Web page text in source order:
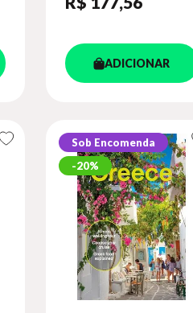
ADICIONAR
Sob Encomenda
20%